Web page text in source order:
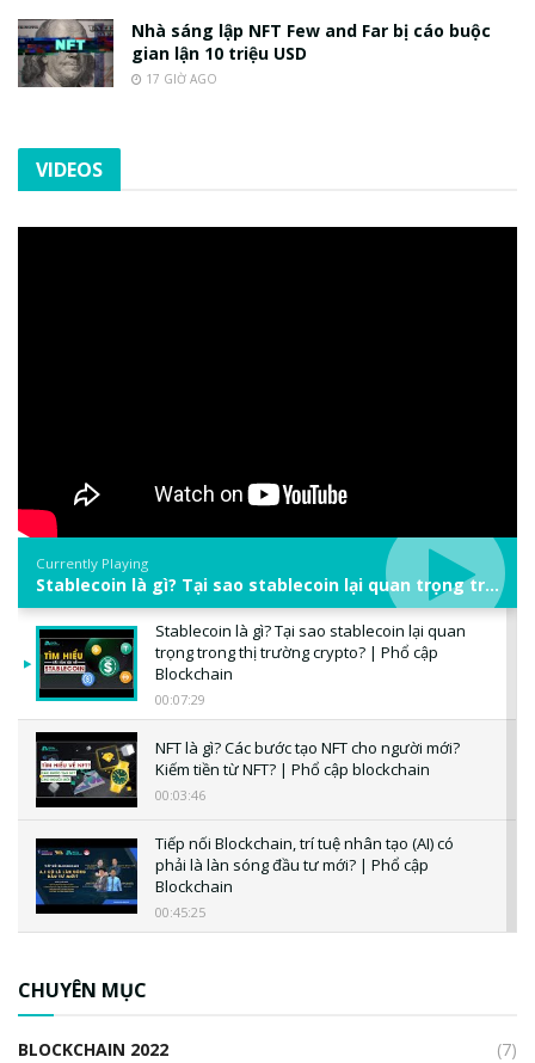
Nhà sáng lập NFT Few and Far bị cáo buộc
gian lận 10 triệu USD
17 GIỜ AGO
VIDEOS
Currently Playing
Stablecoin là gì? Tại sao stablecoin lại quan trọng trong thị trường crypto? | Phổ cập Blockchain
Stablecoin là gì? Tại sao stablecoin lại quan
trọng trong thị trường crypto? | Phổ cập
Blockchain
00:07:29
NFT là gì? Các bước tạo NFT cho người mới?
Kiếm tiền từ NFT? | Phổ cập blockchain
00:03:46
Tiếp nối Blockchain, trí tuệ nhân tạo (AI) có
phải là làn sóng đầu tư mới? | Phổ cập
Blockchain
00:45:25
CHUYÊN MỤC
BLOCKCHAIN 2022
(7)